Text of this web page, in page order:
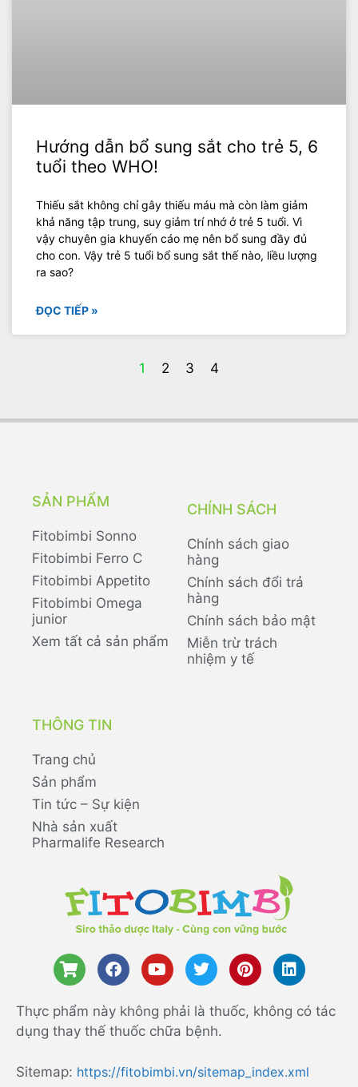
Hướng dẫn bổ sung sắt cho trẻ 5, 6
tuổi theo WHO!
Thiếu sắt không chỉ gây thiếu máu mà còn làm giảm
khả năng tập trung, suy giảm trí nhớ ở trẻ 5 tuổi. Vì
vậy chuyên gia khuyến cáo mẹ nên bổ sung đầy đủ
cho con. Vậy trẻ 5 tuổi bổ sung sắt thế nào, liều lượng
ra sao?
ĐỌC TIẾP »
1 2 3 4
SẢN PHẨM
Fitobimbi Sonno
Fitobimbi Ferro C
Fitobimbi Appetito
Fitobimbi Omega
junior
Xem tất cả sản phẩm
CHÍNH SÁCH
Chính sách giao
hàng
Chính sách đổi trả
hàng
Chính sách bảo mật
Miễn trừ trách
nhiệm y tế
THÔNG TIN
Trang chủ
Sản phẩm
Tin tức – Sự kiện
Nhà sản xuất
Pharmalife Research
Thực phẩm này không phải là thuốc, không có tác
dụng thay thế thuốc chữa bệnh.
Sitemap: https://fitobimbi.vn/sitemap_index.xml